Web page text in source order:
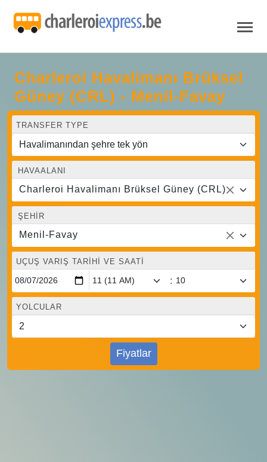
Charleroi Havalimanı Brüksel
Güney (CRL) - Menil-Favay
TRANSFER TYPE
HAVAALANI
Charleroi Havalimanı Brüksel Güney (CRL)
ŞEHIR
Menil-Favay
UÇUŞ VARIŞ TARIHI VE SAATI
:
YOLCULAR
Fiyatlar